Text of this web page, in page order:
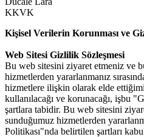
KKVK
Kişisel Verilerin Korunması ve
Web Sitesi Gizlilik Sözleşmesi
Bu web sitesini ziyaret etmeniz ve
hizmetlerden yararlanmanız
hizmetlere ilişkin olarak elde
kullanılacağı ve korunacağı, işbu
şartlara tabidir. Bu web sitesini
sunduğumuz hizmetlerden
Politikası"nda belirtilen şartları